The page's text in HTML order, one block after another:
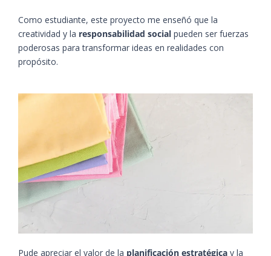
Como estudiante, este proyecto me enseñó que la
creatividad y la responsabilidad social pueden ser fuerzas
poderosas para transformar ideas en realidades con
propósito.
Pude apreciar el valor de la planificación estratégica y la